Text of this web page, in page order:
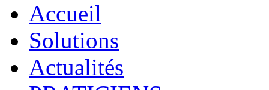
Accueil
Solutions
Actualités